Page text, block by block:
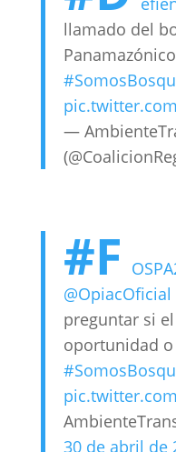
llamado del
—
#F
@OpiacOficial
preguntar si
oportunidad
30 de abril de